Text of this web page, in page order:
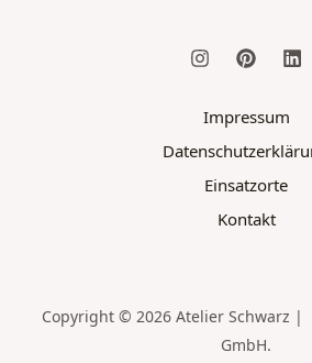
Impressum
Einsatzorte
Kontakt
Copyright © 2026 Atelier Schwarz |
GmbH.